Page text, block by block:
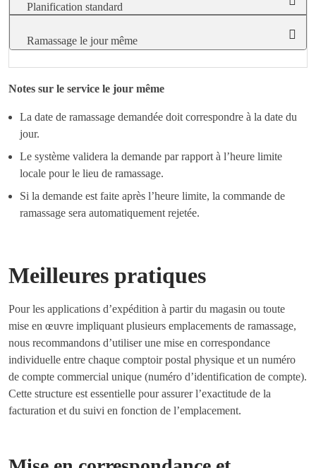
Planification standard
Ramassage le jour même
Notes sur le service le jour même
La date de ramassage demandée doit correspondre à la date du
jour.
Le système validera la demande par rapport à l’heure limite
locale pour le lieu de ramassage.
Si la demande est faite après l’heure limite, la commande de
ramassage sera automatiquement rejetée.
Meilleures pratiques
Pour les applications d’expédition à partir du magasin ou toute
mise en œuvre impliquant plusieurs emplacements de ramassage,
nous recommandons d’utiliser une mise en correspondance
individuelle entre chaque comptoir postal physique et un numéro
de compte commercial unique (numéro d’identification de compte).
Cette structure est essentielle pour assurer l’exactitude de la
facturation et du suivi en fonction de l’emplacement.